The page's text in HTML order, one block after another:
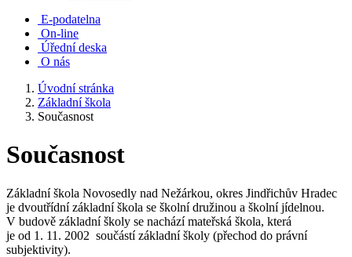
E-podatelna
On-line
Úřední deska
O nás
Úvodní stránka
Základní škola
Současnost
Současnost
Základní škola Novosedly nad Nežárkou, okres Jindřichův Hradec
je dvoutřídní základní škola se školní družinou a školní jídelnou.
V budově základní školy se nachází mateřská škola, která
je od 1. 11. 2002 součástí základní školy (přechod do právní
subjektivity).